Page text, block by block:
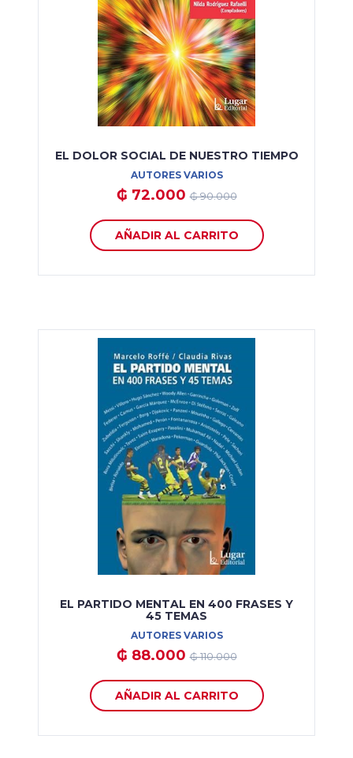
EL DOLOR SOCIAL DE NUESTRO TIEMPO
AUTORES VARIOS
₲ 72.000₲ 90.000
AÑADIR AL CARRITO
EL PARTIDO MENTAL EN 400 FRASES Y
45 TEMAS
AUTORES VARIOS
₲ 88.000₲ 110.000
AÑADIR AL CARRITO